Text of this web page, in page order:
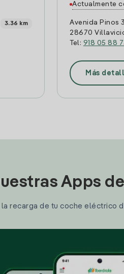
3.36 km
Actualmente
Avenida Pinos
28670
Tel: 918 05 88
Más
Apps
recarga de tu coche eléctrico